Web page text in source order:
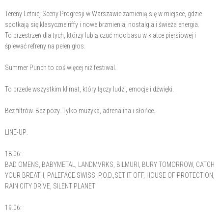
Tereny Letniej Sceny Progresji w Warszawie zamienią się w miejsce, gdzie
spotkają się klasyczne riffy i nowe brzmienia, nostalgia i świeża energia.
To przestrzeń dla tych, którzy lubią czuć moc basu w klatce piersiowej i
śpiewać refreny na pełen głos.
Summer Punch to coś więcej niż festiwal.
To przede wszystkim klimat, który łączy ludzi, emocje i dźwięki.
Bez filtrów. Bez pozy. Tylko muzyka, adrenalina i słońce.
LINE-UP:
18.06:
BAD OMENS, BABYMETAL, LANDMVRKS, BILMURI, BURY TOMORROW, CATCH
YOUR BREATH, PALEFACE SWISS, P.O.D.,SET IT OFF, HOUSE OF PROTECTION,
RAIN CITY DRIVE, SILENT PLANET
19.06: